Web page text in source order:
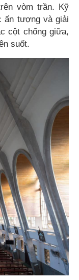
vòm trần. Kỹ
ấn tượng và giải
cột chống giữa,
suốt.